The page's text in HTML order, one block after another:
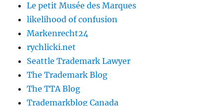
Le petit Musée des Marques
likelihood of confusion
Markenrecht24
rychlicki.net
Seattle Trademark Lawyer
The Trademark Blog
The TTA Blog
Trademarkblog Canada